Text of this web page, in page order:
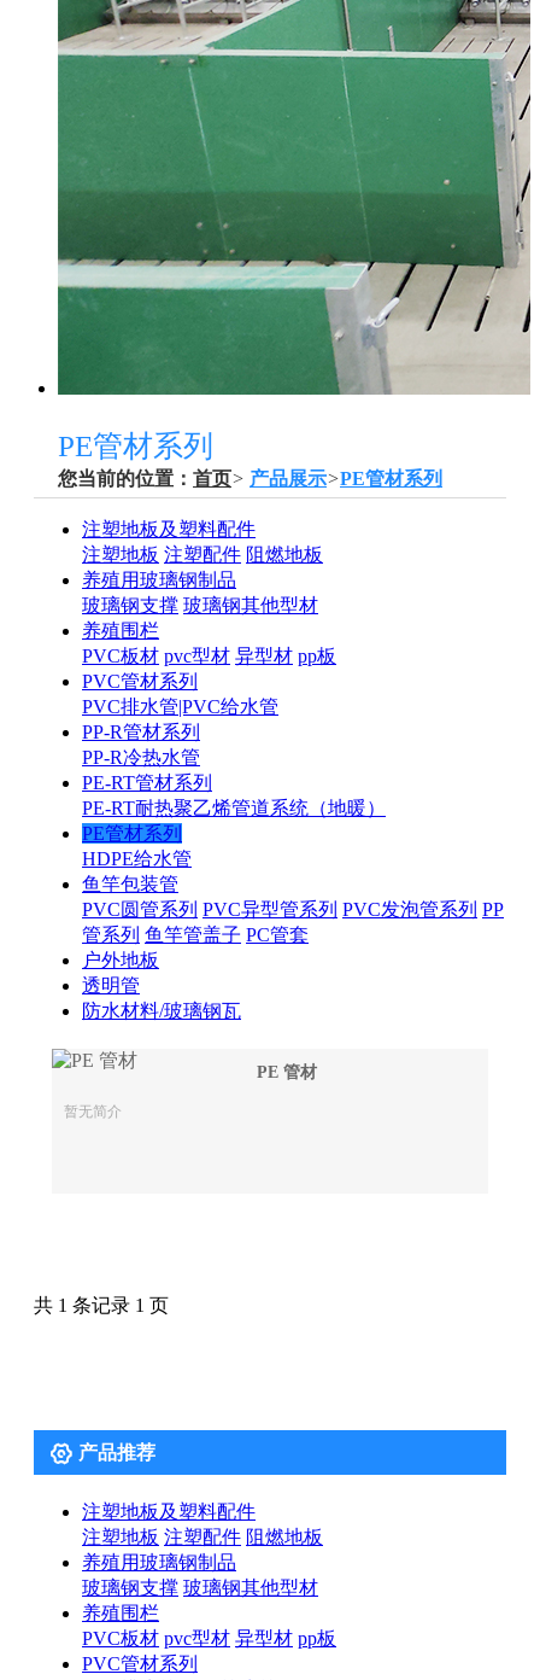
PE管材系列
您当前的位置： 首页> 产品展示>PE管材系列
注塑地板及塑料配件
注塑地板 注塑配件 阻燃地板
养殖用玻璃钢制品
玻璃钢支撑 玻璃钢其他型材
养殖围栏
PVC板材 pvc型材 异型材 pp板
PVC管材系列
PVC排水管|PVC给水管
PP-R管材系列
PP-R冷热水管
PE-RT管材系列
PE-RT耐热聚乙烯管道系统（地暖）
PE管材系列
HDPE给水管
鱼竿包装管
PVC圆管系列 PVC异型管系列 PVC发泡管系列 PP
管系列 鱼竿管盖子 PC管套
户外地板
透明管
防水材料/玻璃钢瓦
PE 管材
暂无简介
共 1 条记录 1 页
 产品推荐
注塑地板及塑料配件
注塑地板 注塑配件 阻燃地板
养殖用玻璃钢制品
玻璃钢支撑 玻璃钢其他型材
养殖围栏
PVC板材 pvc型材 异型材 pp板
PVC管材系列